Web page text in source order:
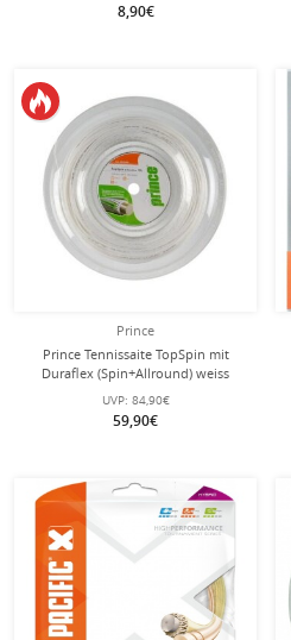
8,90€
Prince
Prince Tennissaite TopSpin mit
Duraflex (Spin+Allround) weiss
100m Rolle
UVP: 84,90€
59,90€